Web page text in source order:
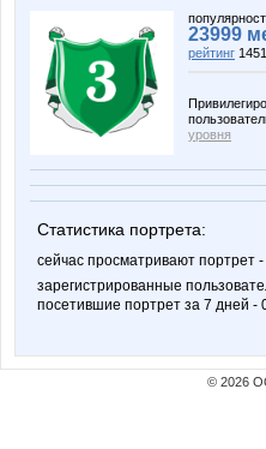
23999
рейтинг 1451
уровня
Статистика портрета:
сейчас просматривают портрет -
зарегистрированные
посетившие портрет за 7 дней -
© 2026